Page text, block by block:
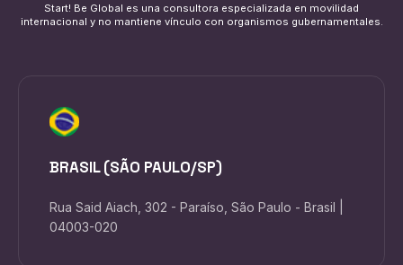
Start! Be Global es una consultora especializada en movilidad
internacional y no mantiene vínculo con organismos gubernamentales.
BRASIL (SÃO PAULO/SP)
Rua Said Aiach, 302 - Paraíso, São Paulo - Brasil |
04003-020